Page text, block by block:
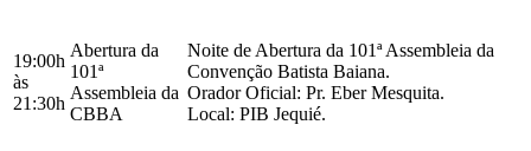
19:00h
às
21:30h
Abertura da
101ª
Assembleia da
CBBA
Noite de Abertura da 101ª Assembleia da
Convenção Batista Baiana.
Orador Oficial: Pr. Eber Mesquita.
Local: PIB Jequié.